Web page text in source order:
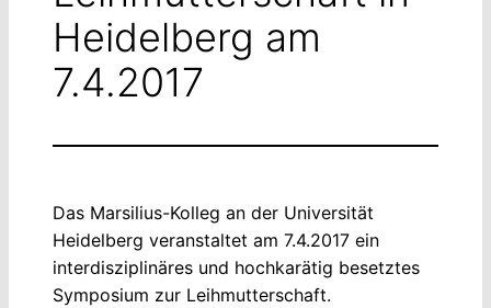
Heidelberg am
7.4.2017
Das Marsilius-Kolleg an der Universität
Heidelberg veranstaltet am 7.4.2017 ein
interdisziplinäres und hochkarätig besetztes
Symposium zur Leihmutterschaft.